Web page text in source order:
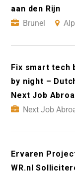
aan den Rijn
Brunel
Fix smart tech
by night –
Next Job
Next Job
Ervaren
WR.nl